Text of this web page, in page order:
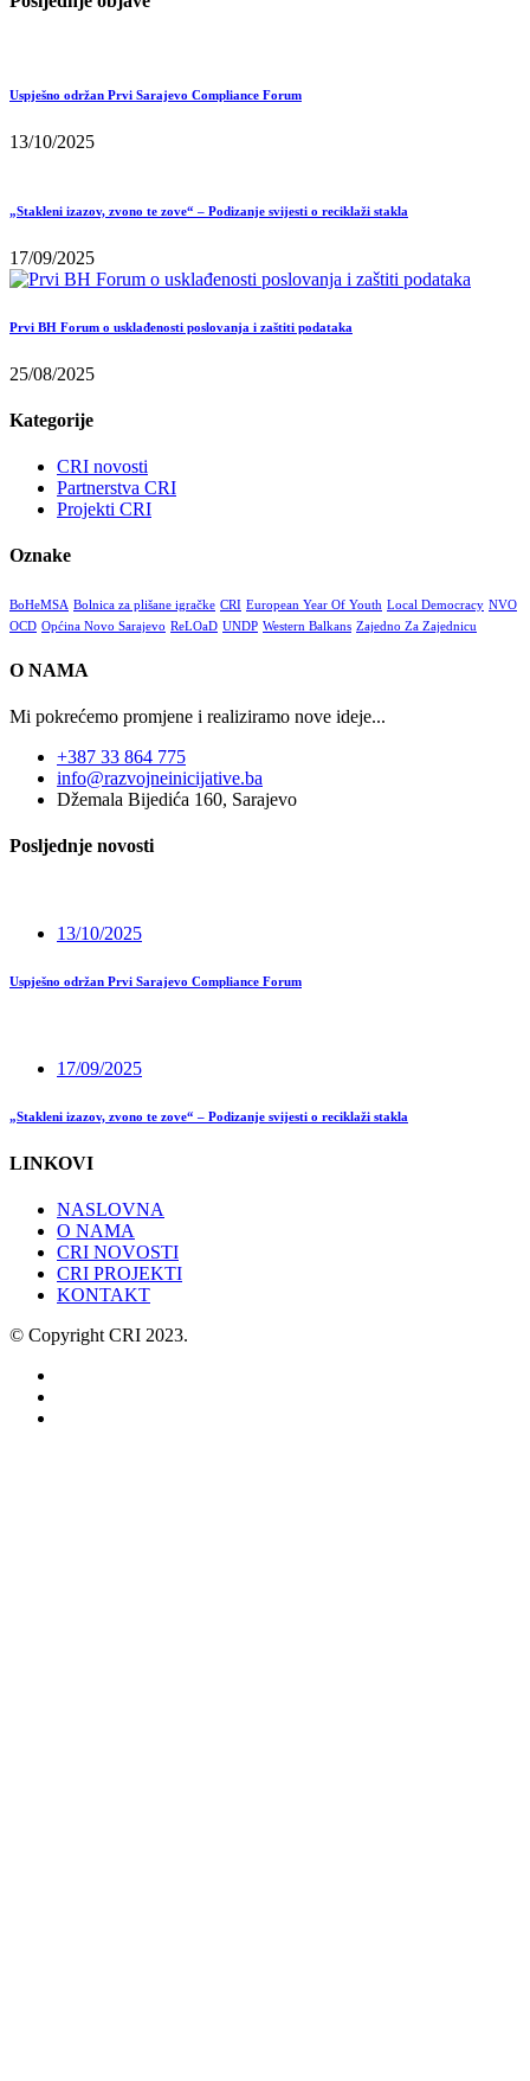
Uspješno održan Prvi Sarajevo Compliance Forum
13/10/2025
„Stakleni izazov, zvono te zove“ – Podizanje svijesti o reciklaži stakla
17/09/2025
Prvi BH Forum o usklađenosti poslovanja i zaštiti podataka
25/08/2025
Kategorije
CRI novosti
Partnerstva CRI
Projekti CRI
Oznake
BoHeMSA Bolnica za plišane igračke CRI European Year Of Youth Local Democracy NVO
OCD Općina Novo Sarajevo ReLOaD UNDP Western Balkans Zajedno Za Zajednicu
O NAMA
Mi pokrećemo promjene i realiziramo nove ideje...
+387 33 864 775
info@razvojneinicijative.ba
Džemala Bijedića 160, Sarajevo
Posljednje novosti
13/10/2025
Uspješno održan Prvi Sarajevo Compliance Forum
17/09/2025
„Stakleni izazov, zvono te zove“ – Podizanje svijesti o reciklaži stakla
LINKOVI
NASLOVNA
O NAMA
CRI NOVOSTI
CRI PROJEKTI
KONTAKT
© Copyright CRI 2023.